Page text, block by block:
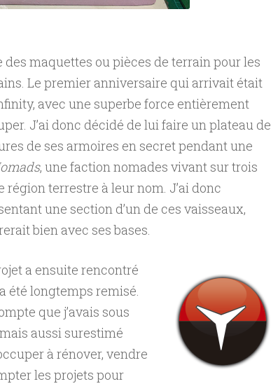
des maquettes ou pièces de terrain pour les
Le premier anniversaire qui arrivait était
avec une superbe force entièrement
J’ai donc décidé de lui faire un plateau de
de ses armoires en secret pendant une
, une faction nomades vivant sur trois
région terrestre à leur nom. J’ai donc
une section d’un de ces vaisseaux,
bien avec ses bases.
a ensuite rencontré
été longtemps remisé.
que j’avais sous
aussi surestimé
à rénover, vendre
les projets pour